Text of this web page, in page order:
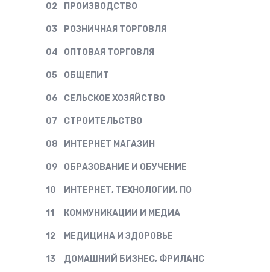
02 ПРОИЗВОДСТВО
03 РОЗНИЧНАЯ ТОРГОВЛЯ
04 ОПТОВАЯ ТОРГОВЛЯ
05 ОБЩЕПИТ
06 СЕЛЬСКОЕ ХОЗЯЙСТВО
07 СТРОИТЕЛЬСТВО
08 ИНТЕРНЕТ МАГАЗИН
09 ОБРАЗОВАНИЕ И ОБУЧЕНИЕ
10 ИНТЕРНЕТ, ТЕХНОЛОГИИ, ПО
11 КОММУНИКАЦИИ И МЕДИА
12 МЕДИЦИНА И ЗДОРОВЬЕ
13 ДОМАШНИЙ БИЗНЕС, ФРИЛАНС